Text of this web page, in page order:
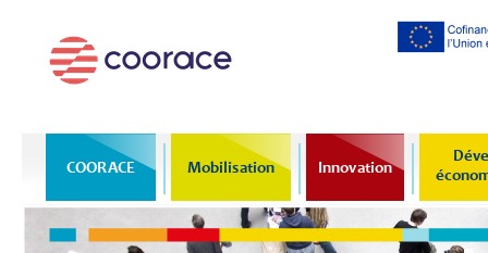
COORACE Mobilisation Innovation